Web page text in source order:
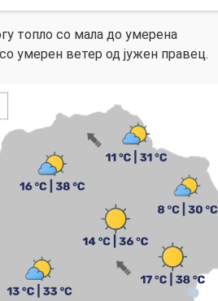
топло со мала до умерена
умерен ветер од јужен правец.